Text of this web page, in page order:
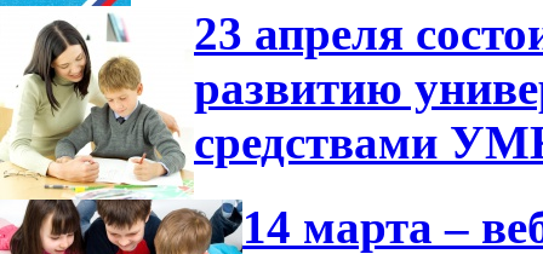
23 апреля
развитию
средствами
14 марта –